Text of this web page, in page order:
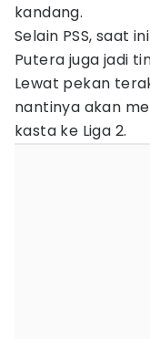
kandang.
Selain PSS, saat
Putera juga jadi
Lewat pekan
nantinya akan
kasta ke Liga 2.